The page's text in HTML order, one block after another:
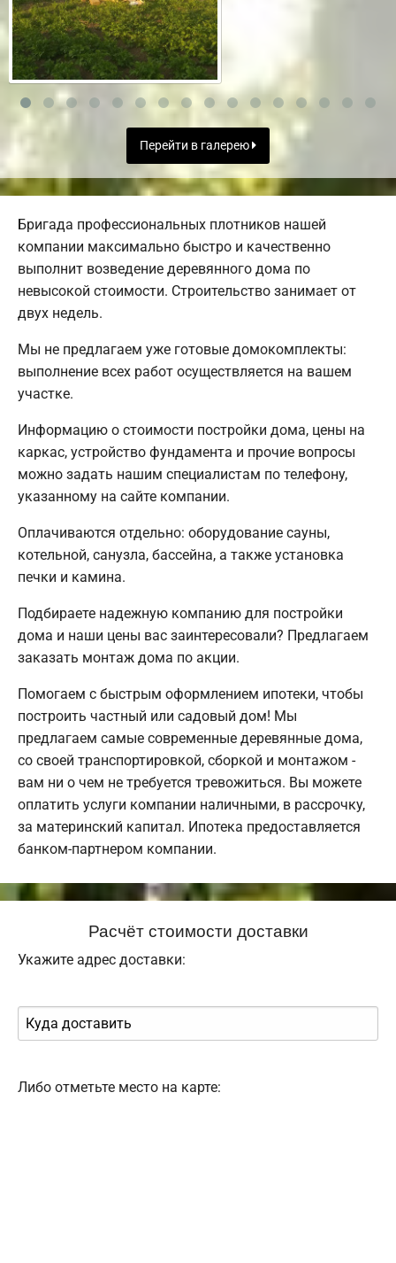
Перейти в галерею
Бригада профессиональных плотников нашей
компании максимально быстро и качественно
выполнит возведение деревянного дома по
невысокой стоимости. Строительство занимает от
двух недель.
Мы не предлагаем уже готовые домокомплекты:
выполнение всех работ осуществляется на вашем
участке.
Информацию о стоимости постройки дома, цены на
каркас, устройство фундамента и прочие вопросы
можно задать нашим специалистам по телефону,
указанному на сайте компании.
Оплачиваются отдельно: оборудование сауны,
котельной, санузла, бассейна, а также установка
печки и камина.
Подбираете надежную компанию для постройки
дома и наши цены вас заинтересовали? Предлагаем
заказать монтаж дома по акции.
Помогаем с быстрым оформлением ипотеки, чтобы
построить частный или садовый дом! Мы
предлагаем самые современные деревянные дома,
со своей транспортировкой, сборкой и монтажом -
вам ни о чем не требуется тревожиться. Вы можете
оплатить услуги компании наличными, в рассрочку,
за материнский капитал. Ипотека предоставляется
банком-партнером компании.
Расчёт стоимости доставки
Укажите адрес доставки:
Либо отметьте место на карте: